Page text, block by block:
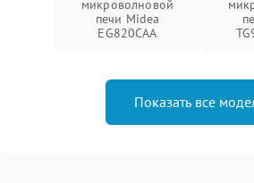
микроволновой
печи Midea
EG820CAA
Показать все